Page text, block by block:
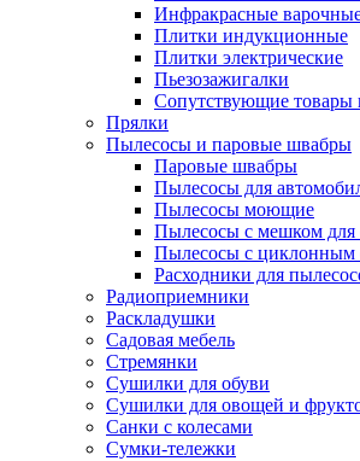
Инфракрасные
Плитки индукционные
Плитки электрические
Пьезозажигалки
Сопутствующие товары
Прялки
Пылесосы и паровые швабры
Паровые швабры
Пылесосы для
Пылесосы моющие
Пылесосы с мешком для
Пылесосы с циклонным
Расходники для
Радиоприемники
Раскладушки
Садовая мебель
Стремянки
Сушилки для обуви
Сушилки для овощей и
Санки с колесами
Сумки-тележки